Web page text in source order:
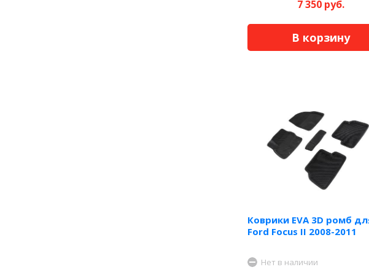
7 350 руб.
В корзину
Коврики EVA 3D ромб
Ford Focus II 2008-2011
Нет в наличии